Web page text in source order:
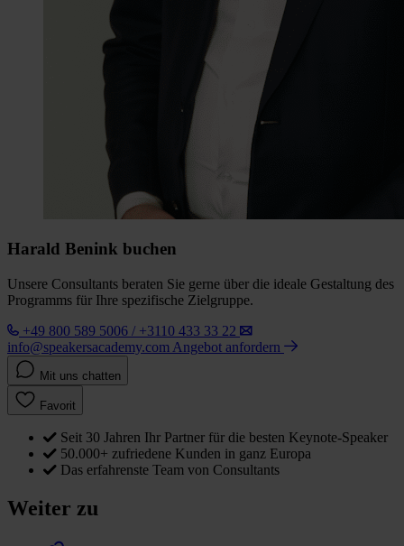
Harald Benink buchen
Unsere Consultants beraten Sie gerne über die ideale Gestaltung des
Programms für Ihre spezifische Zielgruppe.
+49 800 589 5006 / +3110 433 33 22
info@speakersacademy.com Angebot anfordern
Mit uns chatten
Favorit
Seit 30 Jahren Ihr Partner für die besten Keynote-Speaker
50.000+ zufriedene Kunden in ganz Europa
Das erfahrenste Team von Consultants
Weiter zu